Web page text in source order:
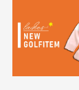
高価な
ご注
定休
ユーズド
すが、に
り、柔軟